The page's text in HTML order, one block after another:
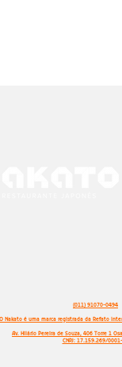
(011) 91070-0494
O Nakato é uma marca registrada da Refato
Av. Hilário Pereira de Souza, 406 Torre 1
CNPJ: 17.159.269/